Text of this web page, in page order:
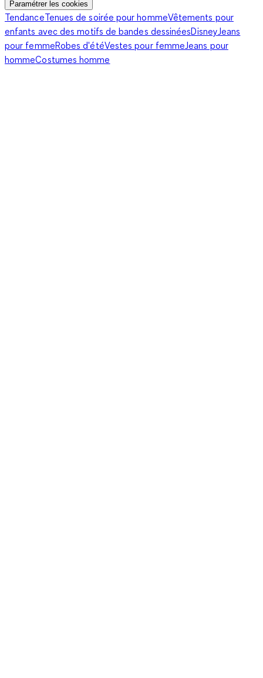
Paramétrer les cookies
TendanceTenues de soirée pour hommeVêtements pour
enfants avec des motifs de bandes dessinéesDisneyJeans
pour femmeRobes d'étéVestes pour femmeJeans pour
hommeCostumes homme